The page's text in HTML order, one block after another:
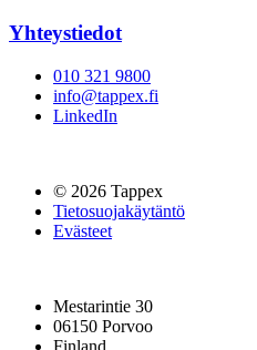
Yhteystiedot
010 321 9800
info@tappex.fi
LinkedIn
© 2026 Tappex
Tietosuojakäytäntö
Evästeet
Mestarintie 30
06150 Porvoo
Finland